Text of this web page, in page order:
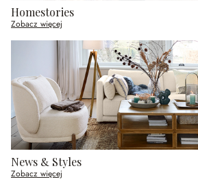
Homestories
Zobacz więcej
News & Styles
Zobacz więcej